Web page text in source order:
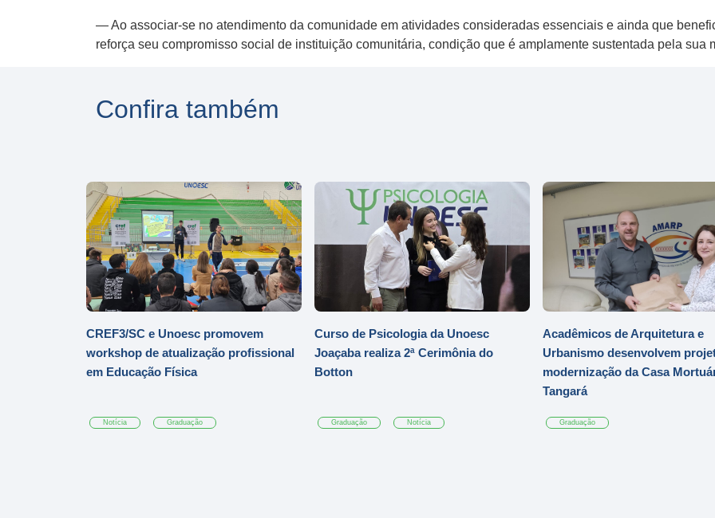
— Ao associar-se no atendimento da comunidade em atividades consideradas essenciais e ainda que
reforça seu compromisso social de instituição comunitária, condição que é amplamente sustentada pela
Confira também
CREF3/SC e Unoesc promovem
workshop de atualização profissional
em Educação Física
Notícia Graduação
Curso de Psicologia da Unoesc
Joaçaba realiza 2ª Cerimônia do
Botton
Graduação Notícia
Acadêmicos de Arquitetura e
Urbanismo desenvolvem
modernização da Casa
Tangará
Graduação